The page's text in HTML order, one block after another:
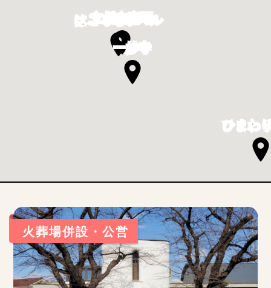
立川市斎場
はごろもホール
ひまわ
一妙寺
火葬場併設・公営